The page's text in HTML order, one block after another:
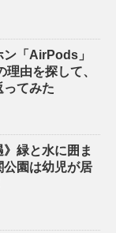
「AirPods」
由を探して、
ってみた
》緑と水に囲ま
園は幼児が居